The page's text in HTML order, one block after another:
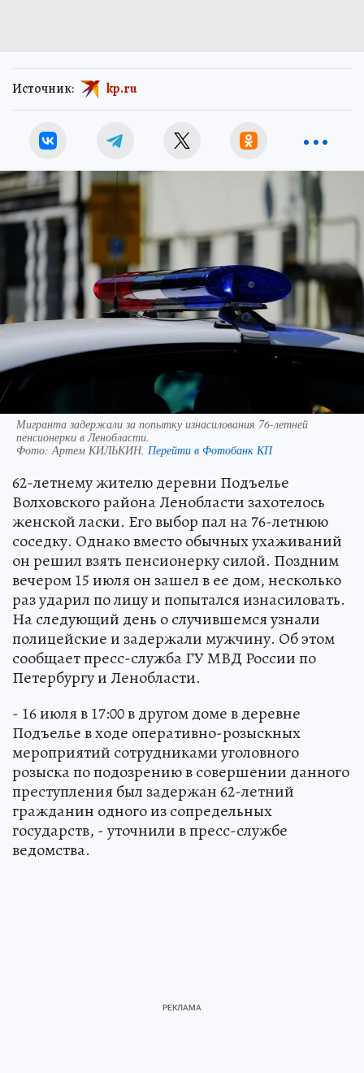
Источник: kp.ru
Мигранта задержали за попытку изнасилования 76-летней
пенсионерки в Ленобласти.
Фото:Артем КИЛЬКИН. Перейти в Фотобанк КП
62-летнему жителю деревни Подъелье
Волховского района Ленобласти захотелось
женской ласки. Его выбор пал на 76-летнюю
соседку. Однако вместо обычных ухаживаний
он решил взять пенсионерку силой. Поздним
вечером 15 июля он зашел в ее дом, несколько
раз ударил по лицу и попытался изнасиловать.
На следующий день о случившемся узнали
полицейские и задержали мужчину. Об этом
сообщает пресс-служба ГУ МВД России по
Петербургу и Ленобласти.
- 16 июля в 17:00 в другом доме в деревне
Подъелье в ходе оперативно-розыскных
мероприятий сотрудниками уголовного
розыска по подозрению в совершении данного
преступления был задержан 62-летний
гражданин одного из сопредельных
государств, - уточнили в пресс-службе
ведомства.